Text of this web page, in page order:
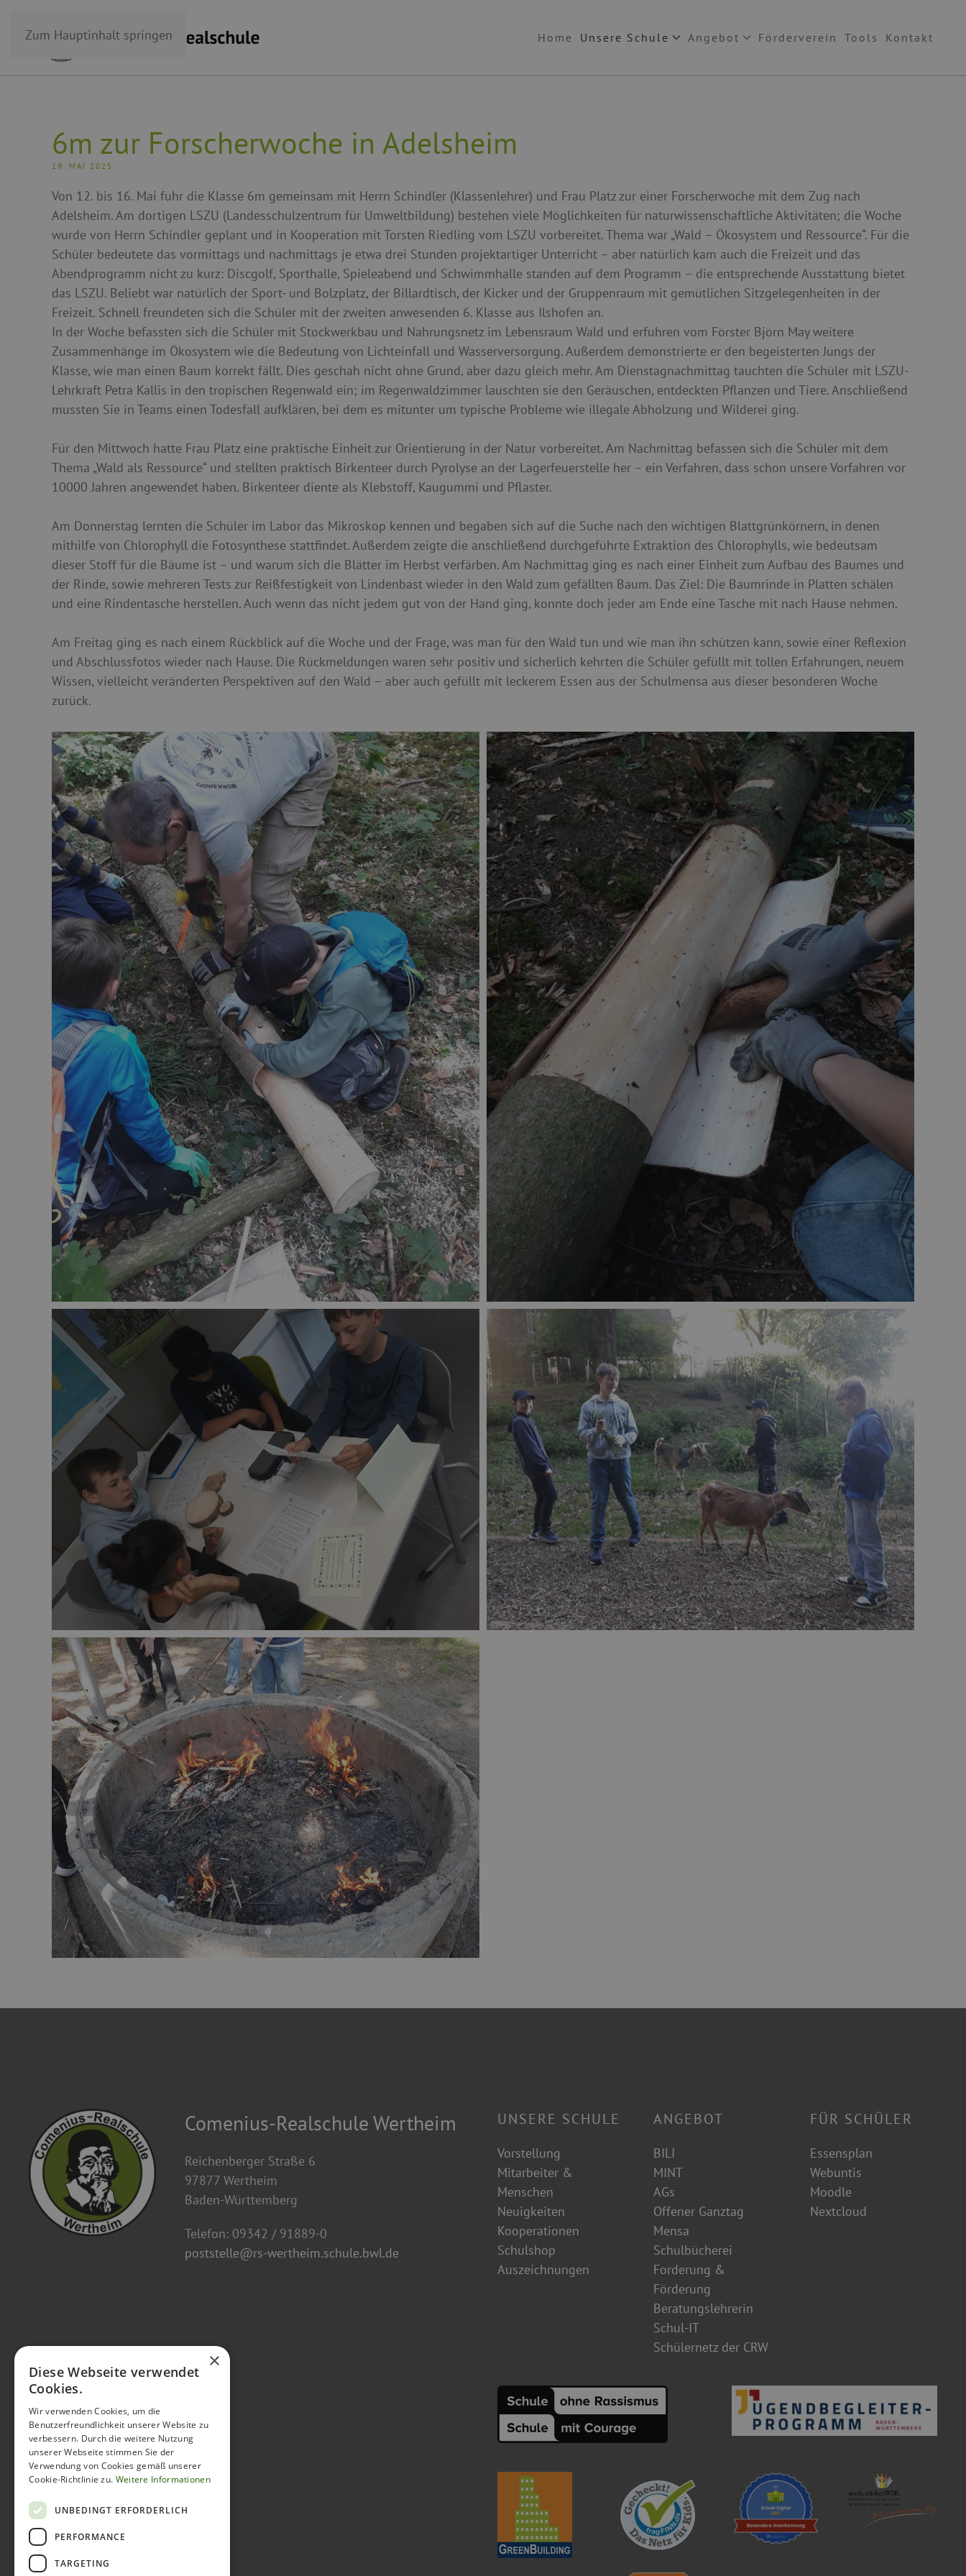
Zum Hauptinhalt springen Home Unsere Schule Angebot Förderverein Tools Kontakt
6m zur Forscherwoche in Adelsheim
19. MAI 2025
Von 12. bis 16. Mai fuhr die Klasse 6m gemeinsam mit Herrn Schindler (Klassenlehrer) und Frau Platz zur einer Forscherwoche mit dem Zug nach
Adelsheim. Am dortigen LSZU (Landesschulzentrum für Umweltbildung) bestehen viele Möglichkeiten für naturwissenschaftliche Aktivitäten; die Woche
wurde von Herrn Schindler geplant und in Kooperation mit Torsten Riedling vom LSZU vorbereitet. Thema war „Wald – Ökosystem und Ressource“. Für die
Schüler bedeutete das vormittags und nachmittags je etwa drei Stunden projektartiger Unterricht – aber natürlich kam auch die Freizeit und das
Abendprogramm nicht zu kurz: Discgolf, Sporthalle, Spieleabend und Schwimmhalle standen auf dem Programm – die entsprechende Ausstattung bietet
das LSZU. Beliebt war natürlich der Sport- und Bolzplatz, der Billardtisch, der Kicker und der Gruppenraum mit gemütlichen Sitzgelegenheiten in der
Freizeit. Schnell freundeten sich die Schüler mit der zweiten anwesenden 6. Klasse aus Ilshofen an.
In der Woche befassten sich die Schüler mit Stockwerkbau und Nahrungsnetz im Lebensraum Wald und erfuhren vom Förster Björn May weitere
Zusammenhänge im Ökosystem wie die Bedeutung von Lichteinfall und Wasserversorgung. Außerdem demonstrierte er den begeisterten Jungs der
Klasse, wie man einen Baum korrekt fällt. Dies geschah nicht ohne Grund, aber dazu gleich mehr. Am Dienstagnachmittag tauchten die Schüler mit LSZU-
Lehrkraft Petra Kallis in den tropischen Regenwald ein; im Regenwaldzimmer lauschten sie den Geräuschen, entdeckten Pflanzen und Tiere. Anschließend
mussten Sie in Teams einen Todesfall aufklären, bei dem es mitunter um typische Probleme wie illegale Abholzung und Wilderei ging.
Für den Mittwoch hatte Frau Platz eine praktische Einheit zur Orientierung in der Natur vorbereitet. Am Nachmittag befassen sich die Schüler mit dem
Thema „Wald als Ressource“ und stellten praktisch Birkenteer durch Pyrolyse an der Lagerfeuerstelle her – ein Verfahren, dass schon unsere Vorfahren vor
10000 Jahren angewendet haben. Birkenteer diente als Klebstoff, Kaugummi und Pflaster.
Am Donnerstag lernten die Schüler im Labor das Mikroskop kennen und begaben sich auf die Suche nach den wichtigen Blattgrünkörnern, in denen
mithilfe von Chlorophyll die Fotosynthese stattfindet. Außerdem zeigte die anschließend durchgeführte Extraktion des Chlorophylls, wie bedeutsam
dieser Stoff für die Bäume ist – und warum sich die Blätter im Herbst verfärben. Am Nachmittag ging es nach einer Einheit zum Aufbau des Baumes und
der Rinde, sowie mehreren Tests zur Reißfestigkeit von Lindenbast wieder in den Wald zum gefällten Baum. Das Ziel: Die Baumrinde in Platten schälen
und eine Rindentasche herstellen. Auch wenn das nicht jedem gut von der Hand ging, konnte doch jeder am Ende eine Tasche mit nach Hause nehmen.
Am Freitag ging es nach einem Rückblick auf die Woche und der Frage, was man für den Wald tun und wie man ihn schützen kann, sowie einer Reflexion
und Abschlussfotos wieder nach Hause. Die Rückmeldungen waren sehr positiv und sicherlich kehrten die Schüler gefüllt mit tollen Erfahrungen, neuem
Wissen, vielleicht veränderten Perspektiven auf den Wald – aber auch gefüllt mit leckerem Essen aus der Schulmensa aus dieser besonderen Woche
zurück.
Comenius-Realschule Wertheim
Reichenberger Straße 6
97877 Wertheim
Baden-Württemberg
Telefon: 09342 / 91889-0
poststelle@rs-wertheim.schule.bwl.de
UNSERE SCHULE
Vorstellung
Mitarbeiter &
Menschen
Neuigkeiten
Kooperationen
Schulshop
Auszeichnungen
ANGEBOT
BILI
MINT
AGs
Offener Ganztag
Mensa
Schulbücherei
Forderung &
Förderung
Beratungslehrerin
Schul-IT
Schülernetz der CRW
FÜR SCHÜLER
Essensplan
Webuntis
Moodle
Nextcloud
×
Diese Webseite verwendet
Cookies.
Wir verwenden Cookies, um die
Benutzerfreundlichkeit unserer Website zu
verbessern. Durch die weitere Nutzung
unserer Webseite stimmen Sie der
Verwendung von Cookies gemäß unserer
Cookie-Richtlinie zu. Weitere Informationen
UNBEDINGT ERFORDERLICH
PERFORMANCE
TARGETING